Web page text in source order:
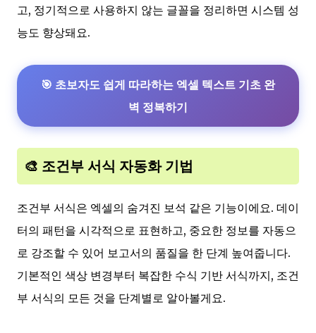
고, 정기적으로 사용하지 않는 글꼴을 정리하면 시스템 성
능도 향상돼요.
🎯 초보자도 쉽게 따라하는 엑셀 텍스트 기초 완
벽 정복하기
🎨 조건부 서식 자동화 기법
조건부 서식은 엑셀의 숨겨진 보석 같은 기능이에요. 데이
터의 패턴을 시각적으로 표현하고, 중요한 정보를 자동으
로 강조할 수 있어 보고서의 품질을 한 단계 높여줍니다.
기본적인 색상 변경부터 복잡한 수식 기반 서식까지, 조건
부 서식의 모든 것을 단계별로 알아볼게요.